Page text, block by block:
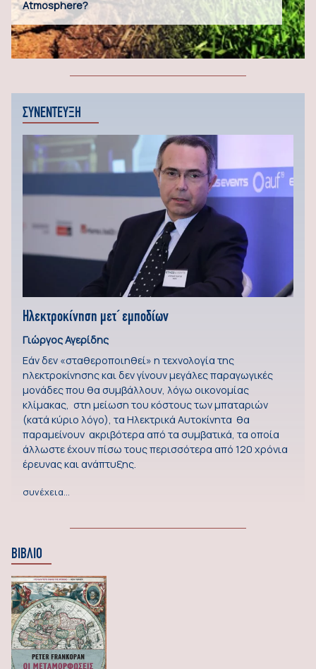
Atmosphere?
ΣΥΝΕΝΤΕΥΞΗ
Ηλεκτροκίνηση μετ΄ εμποδίων
Γιώργος Αγερίδης
Εάν δεν «σταθεροποιηθεί» η τεχνολογία της
ηλεκτροκίνησης και δεν γίνουν μεγάλες παραγωγικές
μονάδες που θα συμβάλλουν, λόγω οικονομίας
κλίμακας, στη μείωση του κόστους των μπαταριών
(κατά κύριο λόγο), τα Ηλεκτρικά Αυτοκίνητα θα
παραμείνουν ακριβότερα από τα συμβατικά, τα οποία
άλλωστε έχουν πίσω τους περισσότερα από 120 χρόνια
έρευνας και ανάπτυξης.
συνέχεια…
ΒΙΒΛΙΟ